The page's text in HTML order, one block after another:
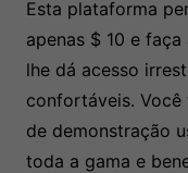
Esta plataforma
apenas $ 10 e
lhe dá acesso
confortáveis.
de demonstração
toda a gama e